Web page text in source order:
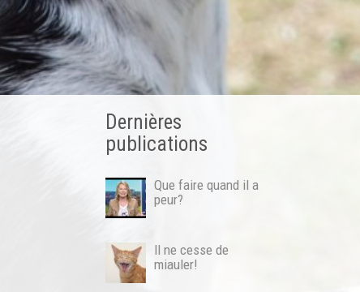
Dernières
publications
Que faire quand il a
peur?
Il ne cesse de
miauler!